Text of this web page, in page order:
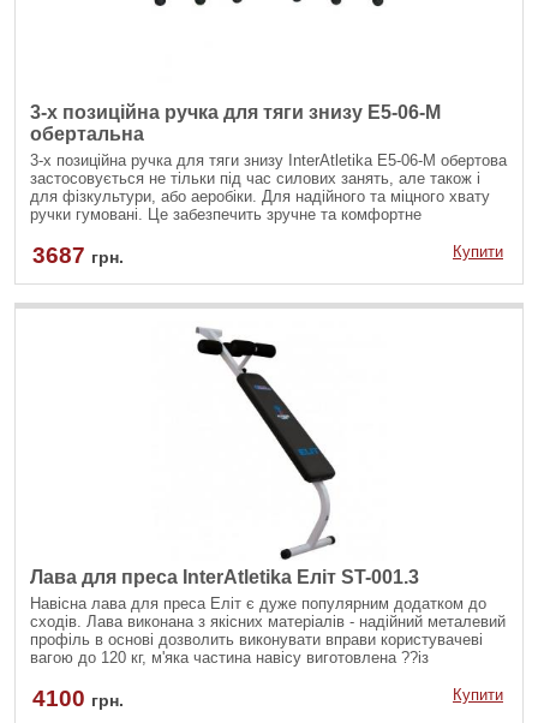
3-х позиційна ручка для тяги знизу E5-06-M
обертальна
3-х позиційна ручка для тяги знизу InterAtletika E5-06-M обертова
застосовується не тільки під час силових занять, але також і
для фізкультури, або аеробіки. Для надійного та міцного хвату
ручки гумовані. Це забезпечить зручне та комфортне
3687 грн. Купити
Лава для преса InterAtletika Еліт ST-001.3
Навісна лава для преса Еліт є дуже популярним додатком до
сходів. Лава виконана з якісних матеріалів - надійний металевий
профіль в основі дозволить виконувати вправи користувачеві
вагою до 120 кг, м'яка частина навісу виготовлена ??із
шкірозамінником, в основі знаходяться валики для фіксації ніг.
4100 грн. Купити